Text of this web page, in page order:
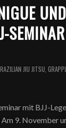
JIU JITSU,
mit BJJ-
9. November